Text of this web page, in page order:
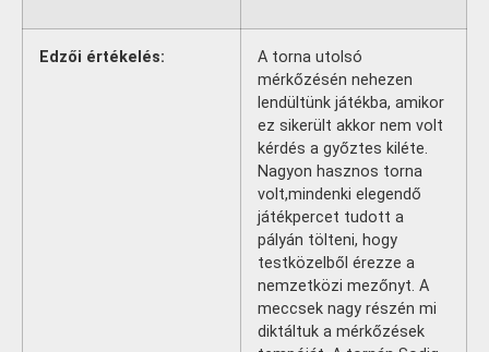
Edzői értékelés:
A torna utolsó
mérkőzésén nehezen
lendültünk játékba, amikor
ez sikerült akkor nem volt
kérdés a győztes kiléte.
Nagyon hasznos torna
volt,mindenki elegendő
játékpercet tudott a
pályán tölteni, hogy
testközelből érezze a
nemzetközi mezőnyt. A
meccsek nagy részén mi
diktáltuk a mérkőzések